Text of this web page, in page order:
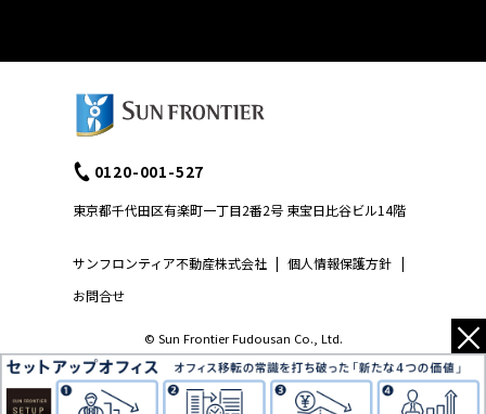
サンフロンティア不動産株式会社 | 個人情報保護方針 |
お問合せ
0120-001-527
東京都千代田区有楽町一丁目2番2号 東宝日比谷ビル14階
© Sun Frontier Fudousan Co., Ltd. ×